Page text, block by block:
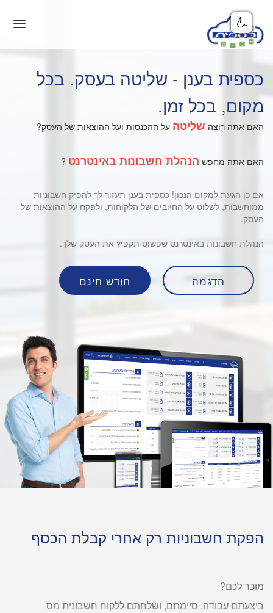
היכולות
מאמרים
מחירים
עוסק פטור?
כספית בענן - שליטה בעסק. בכל
מקום, בכל זמן.
האם אתה רוצהשליטהעל ההכנסות ועל ההוצאות של העסק?
האם אתה מחפשהנהלת חשבונות באינטרנט?
אם כן הגעת למקום הנכון! כספית בענן תעזור לך להפיק חשבוניות
ממוחשבות, לשלוט על החיובים של הלקוחות, ולפקח על ההוצאות של
העסק.
הנהלת חשבונות באינטרנט שפשוט תקפיץ את העסק שלך.
הדגמה חודש חינם
הפקת חשבוניות רק אחרי קבלת הכסף
מוכר לכם?
ביצעתם עבודה, סיימתם, ושלחתם ללקוח חשבונית מס